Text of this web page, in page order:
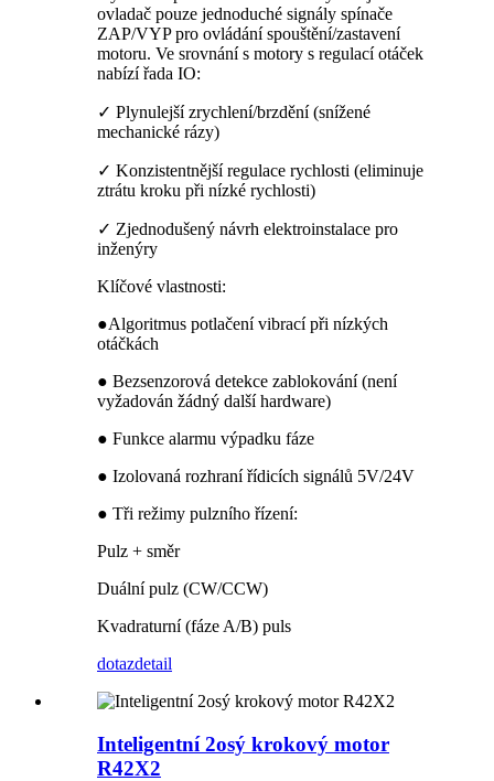
ovladač pouze jednoduché signály spínače
ZAP/VYP pro ovládání spouštění/zastavení
motoru. Ve srovnání s motory s regulací otáček
nabízí řada IO:
✓ Plynulejší zrychlení/brzdění (snížené
mechanické rázy)
✓ Konzistentnější regulace rychlosti (eliminuje
ztrátu kroku při nízké rychlosti)
✓ Zjednodušený návrh elektroinstalace pro
inženýry
Klíčové vlastnosti:
●Algoritmus potlačení vibrací při nízkých
otáčkách
● Bezsenzorová detekce zablokování (není
vyžadován žádný další hardware)
● Funkce alarmu výpadku fáze
● Izolovaná rozhraní řídicích signálů 5V/24V
● Tři režimy pulzního řízení:
Pulz + směr
Duální pulz (CW/CCW)
Kvadraturní (fáze A/B) puls
dotazdetail
Inteligentní 2osý krokový motor
R42X2